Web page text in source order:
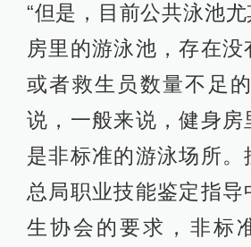
“但是，目前公共泳池
房里的游泳池，存在没
或者救生员数量不足
说，一般来说，健身房
是非标准的游泳场所。
总局职业技能鉴定指导
生协会的要求，非标